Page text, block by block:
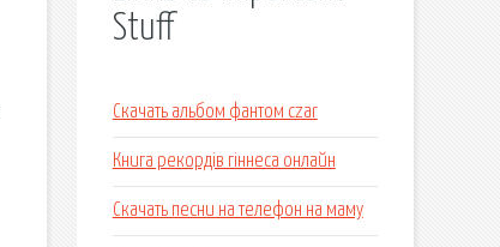
Stuff
Скачать альбом фантом czar
Книга рекордів гіннеса онлайн
Скачать песни на телефон на маму